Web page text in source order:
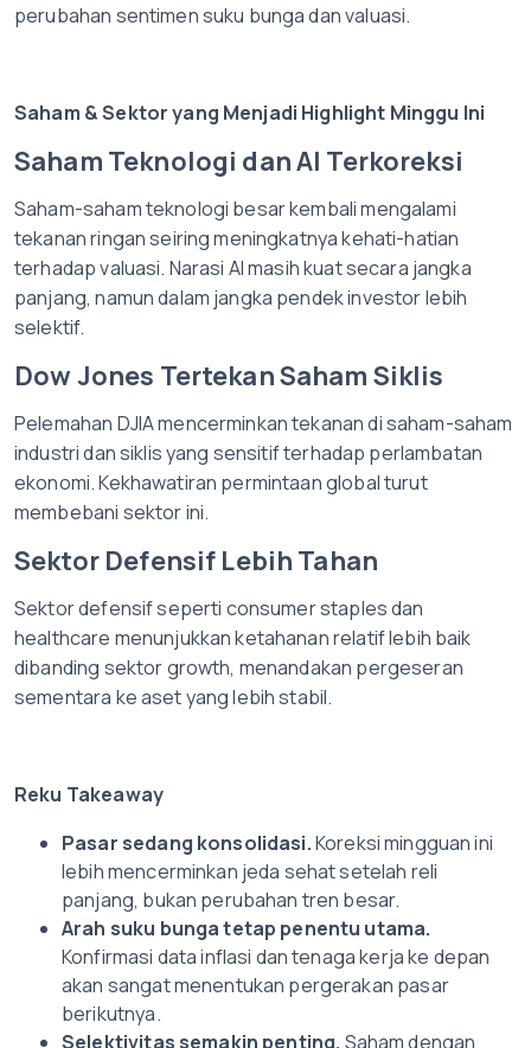
perubahan sentimen suku bunga dan valuasi.
Saham & Sektor yang Menjadi Highlight Minggu Ini
Saham Teknologi dan AI Terkoreksi
Saham-saham teknologi besar kembali mengalami
tekanan ringan seiring meningkatnya kehati-hatian
terhadap valuasi. Narasi AI masih kuat secara jangka
panjang, namun dalam jangka pendek investor lebih
selektif.
Dow Jones Tertekan Saham Siklis
Pelemahan DJIA mencerminkan tekanan di saham-saham
industri dan siklis yang sensitif terhadap perlambatan
ekonomi. Kekhawatiran permintaan global turut
membebani sektor ini.
Sektor Defensif Lebih Tahan
Sektor defensif seperti consumer staples dan
healthcare menunjukkan ketahanan relatif lebih baik
dibanding sektor growth, menandakan pergeseran
sementara ke aset yang lebih stabil.
Reku Takeaway
Pasar sedang konsolidasi.Koreksi mingguan ini
lebih mencerminkan jeda sehat setelah reli
panjang, bukan perubahan tren besar.
Arah suku bunga tetap penentu utama.
Konfirmasi data inflasi dan tenaga kerja ke depan
akan sangat menentukan pergerakan pasar
berikutnya.
Selektivitas semakin penting. Saham dengan